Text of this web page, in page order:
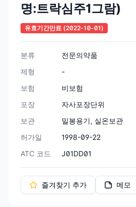
명:트락심주1그람)
유효기간만료 (2022-10-01)
분류
전문의약품
제형
-
보험
비보험
포장
자사포장단위
보관
밀봉용기, 실온보관
허가일
1998-09-22
ATC 코드
J01DD01
즐겨찾기 추가 메모